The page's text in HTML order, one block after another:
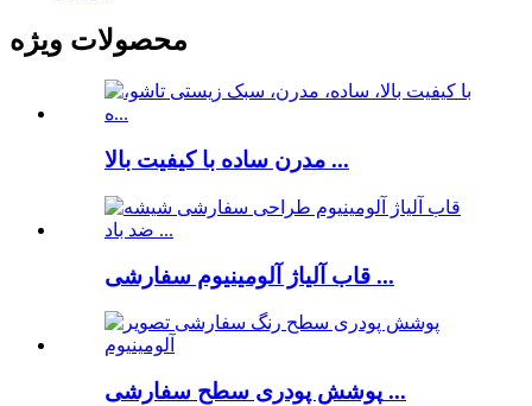
محصولات ویژه
مدرن ساده با کیفیت بالا ...
قاب آلیاژ آلومینیوم سفارشی ...
پوشش پودری سطح سفارشی ...